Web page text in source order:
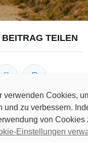
BEITRAG TEILEN
BLOGS
verwenden Cookies,
zu verbessern.
von Cookies
Einstellungen